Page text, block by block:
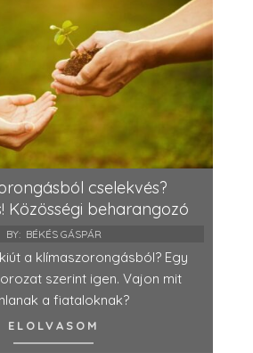
cselekvés?
Közösségi beharangozó
BY: BÉKÉS GÁSPÁR
a klímaszorongásból? Egy
szerint igen. Vajon mit
a fiataloknak?
ELOLVASOM